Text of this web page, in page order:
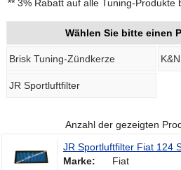
** 3% Rabatt auf alle Tuning-Produkte
Wählen Sie bitte einen
Brisk Tuning-Zündkerze
JR Sportluftfilter
Anzahl der gezeigten
JR Sportluftfilter Fiat 124
Marke:
Fiat